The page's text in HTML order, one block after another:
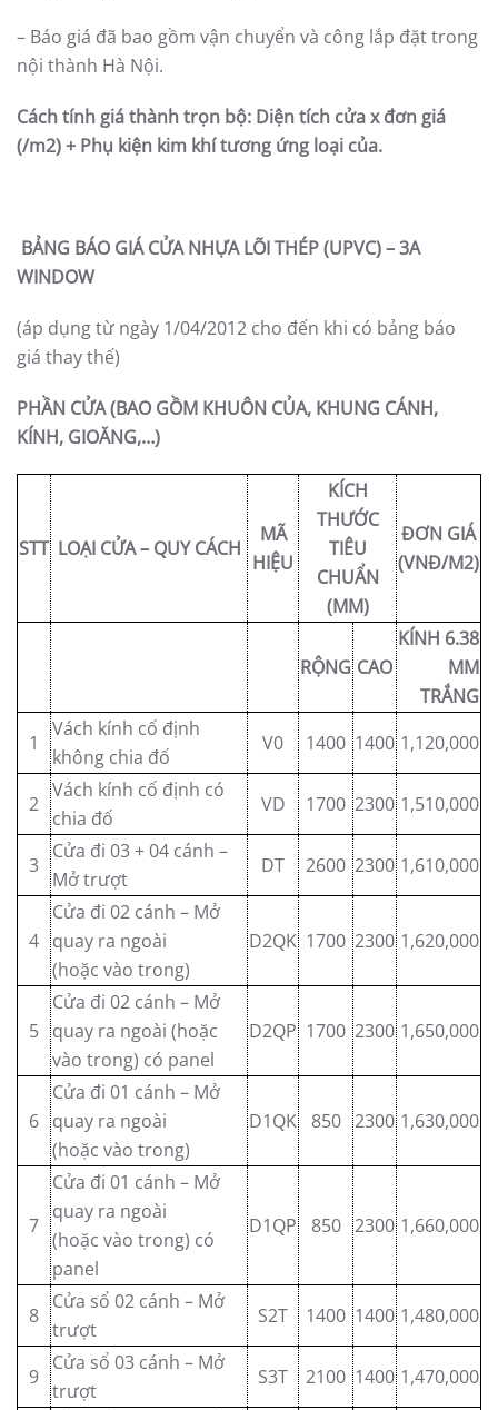
– Báo giá đã bao gồm vận chuyển và công lắp đặt trong
nội thành Hà Nội.
Cách tính giá thành trọn bộ: Diện tích cửa x đơn giá
(/m2) + Phụ kiện kim khí tương ứng loại của.
BẢNG BÁO GIÁ CỬA NHỰA LÕI THÉP (UPVC) – 3A
WINDOW
(áp dụng từ ngày 1/04/2012 cho đến khi có bảng báo
giá thay thế)
PHẦN CỬA (BAO GỒM KHUÔN CỦA, KHUNG CÁNH,
KÍNH, GIOĂNG,…)
STT LOẠI CỬA – QUY CÁCH
MÃ
HIỆU
KÍCH
THƯỚC
TIÊU
CHUẨN
(MM)
ĐƠN GIÁ
(VNĐ/M2)
RỘNG CAO
KÍNH 6.38
MM
TRẮNG
1
Vách kính cố định
không chia đố
V0 1400 1400 1,120,000
2
Vách kính cố định có
chia đố
VD 1700 2300 1,510,000
3
Cửa đi 03 + 04 cánh –
Mở trượt
DT 2600 2300 1,610,000
4
Cửa đi 02 cánh – Mở
quay ra ngoài
(hoặc vào trong)
D2QK 1700 2300 1,620,000
5
Cửa đi 02 cánh – Mở
quay ra ngoài (hoặc
vào trong) có panel
D2QP 1700 2300 1,650,000
6
Cửa đi 01 cánh – Mở
quay ra ngoài
(hoặc vào trong)
D1QK 850 2300 1,630,000
7
Cửa đi 01 cánh – Mở
quay ra ngoài
(hoặc vào trong) có
panel
D1QP 850 2300 1,660,000
8
Cửa sổ 02 cánh – Mở
trượt
S2T 1400 1400 1,480,000
9
Cửa sổ 03 cánh – Mở
trượt
S3T 2100 1400 1,470,000